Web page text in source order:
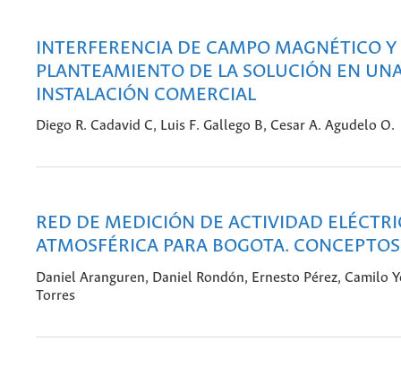
INTERFERENCIA DE CAMPO MAGNÉTICO Y
PLANTEAMIENTO DE LA SOLUCIÓN EN
INSTALACIÓN COMERCIAL
Diego R. Cadavid C, Luis F. Gallego B, Cesar A. Agudelo O.
RED DE MEDICIÓN DE ACTIVIDAD
ATMOSFÉRICA PARA BOGOTA. CONCEPTOS
Daniel Aranguren, Daniel Rondón, Ernesto Pérez, Camilo
Torres